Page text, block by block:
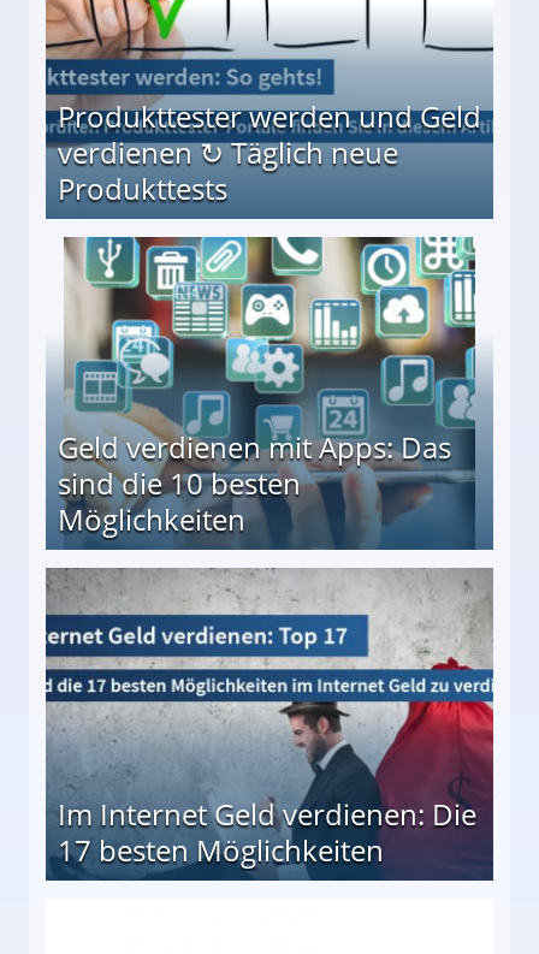
Produkttester werden und Geld
verdienen ↻ Täglich neue
Produkttests
↻ Täglich neue Produkttests
Geld verdienen mit Apps: Das
sind die 10 besten
Möglichkeiten
besten Möglichkeiten
Im Internet Geld verdienen: Die
17 besten Möglichkeiten